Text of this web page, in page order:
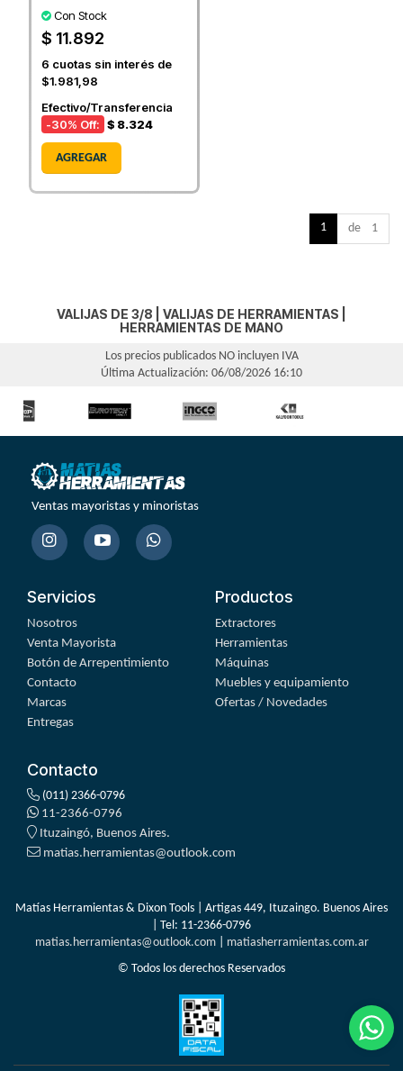
Con Stock
$ 11.892
6 cuotas sin interés de
$1.981,98
Efectivo/Transferencia
-30% Off: $ 8.324
AGREGAR
1 de 1
VALIJAS DE 3/8 VALIJAS DE HERRAMIENTAS
HERRAMIENTAS DE MANO
Los precios publicados NO incluyen IVA
Última Actualización: 06/08/2026 16:10
Ventas mayoristas y minoristas
Servicios
Nosotros
Venta Mayorista
Botón de Arrepentimiento
Contacto
Marcas
Entregas
Productos
Extractores
Herramientas
Máquinas
Muebles y equipamiento
Ofertas / Novedades
Contacto
(011) 2366-0796
11-2366-0796
Ituzaingó, Buenos Aires.
matias.herramientas@outlook.com
Matías Herramientas & Dixon Tools | Artigas 449, Ituzaingo. Buenos Aires
| Tel: 11-2366-0796
matias.herramientas@outlook.com| matiasherramientas.com.ar
© Todos los derechos Reservados